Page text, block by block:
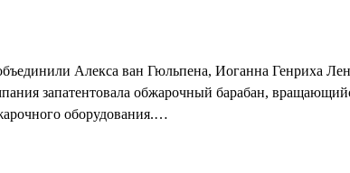
Алекса ван Гюльпена, Иоганна Генриха
запатентовала обжарочный барабан,
оборудования.…